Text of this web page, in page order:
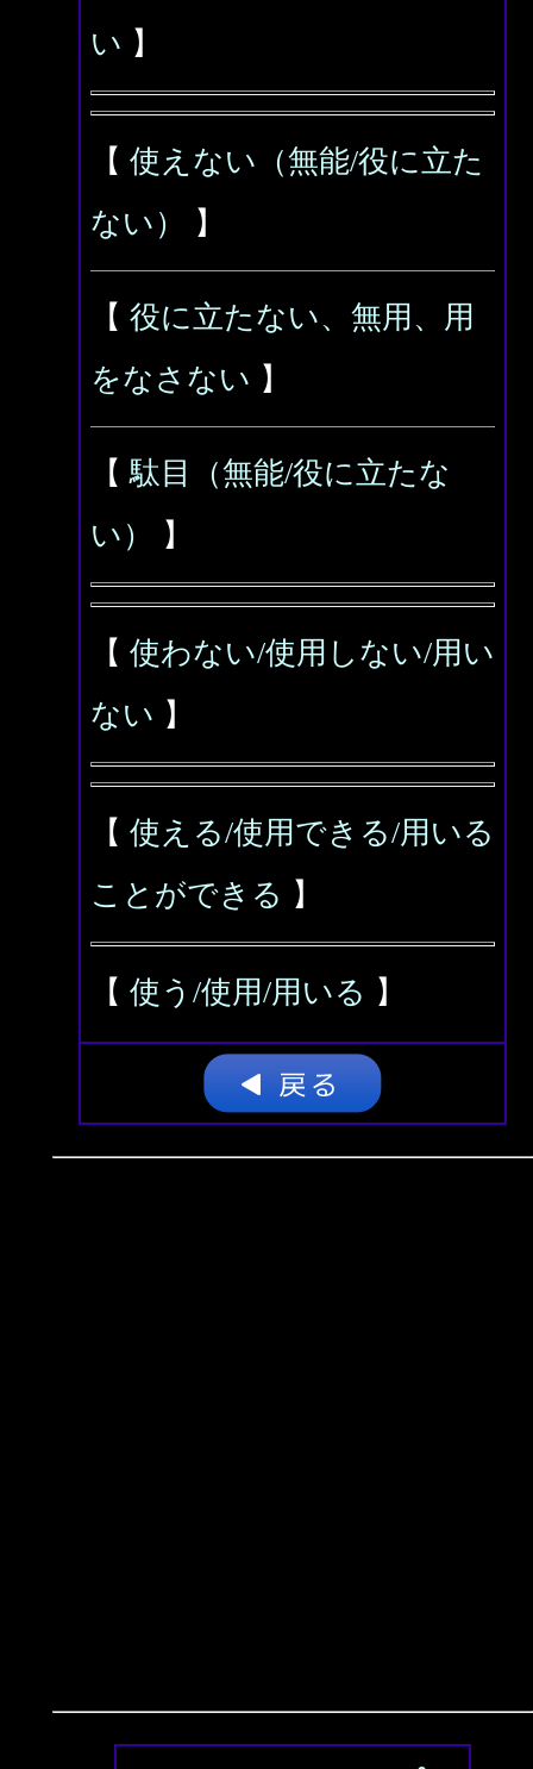
い 】
【 使えない（無能/役に立た
ない）
】
【 役に立たない、無用、用
をなさない 】
【駄目（無能/役に立たな
い）
】
【 使わない/使用しない/用い
ない 】
【 使える/使用できる/用いる
ことができる 】
【 使う/使用/用いる 】